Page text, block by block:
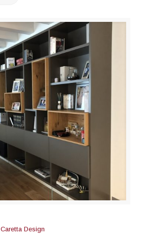
misura by Caretta Design
Design